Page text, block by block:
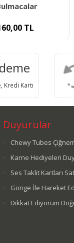
Kavramlar
160,00TL
Kredi Kartı
Duyurular
Chewy Tubes
Karne Hediyeleri
Ses Taklit Kartları
Gonge İle Hareket
Dikkat Ediyorum